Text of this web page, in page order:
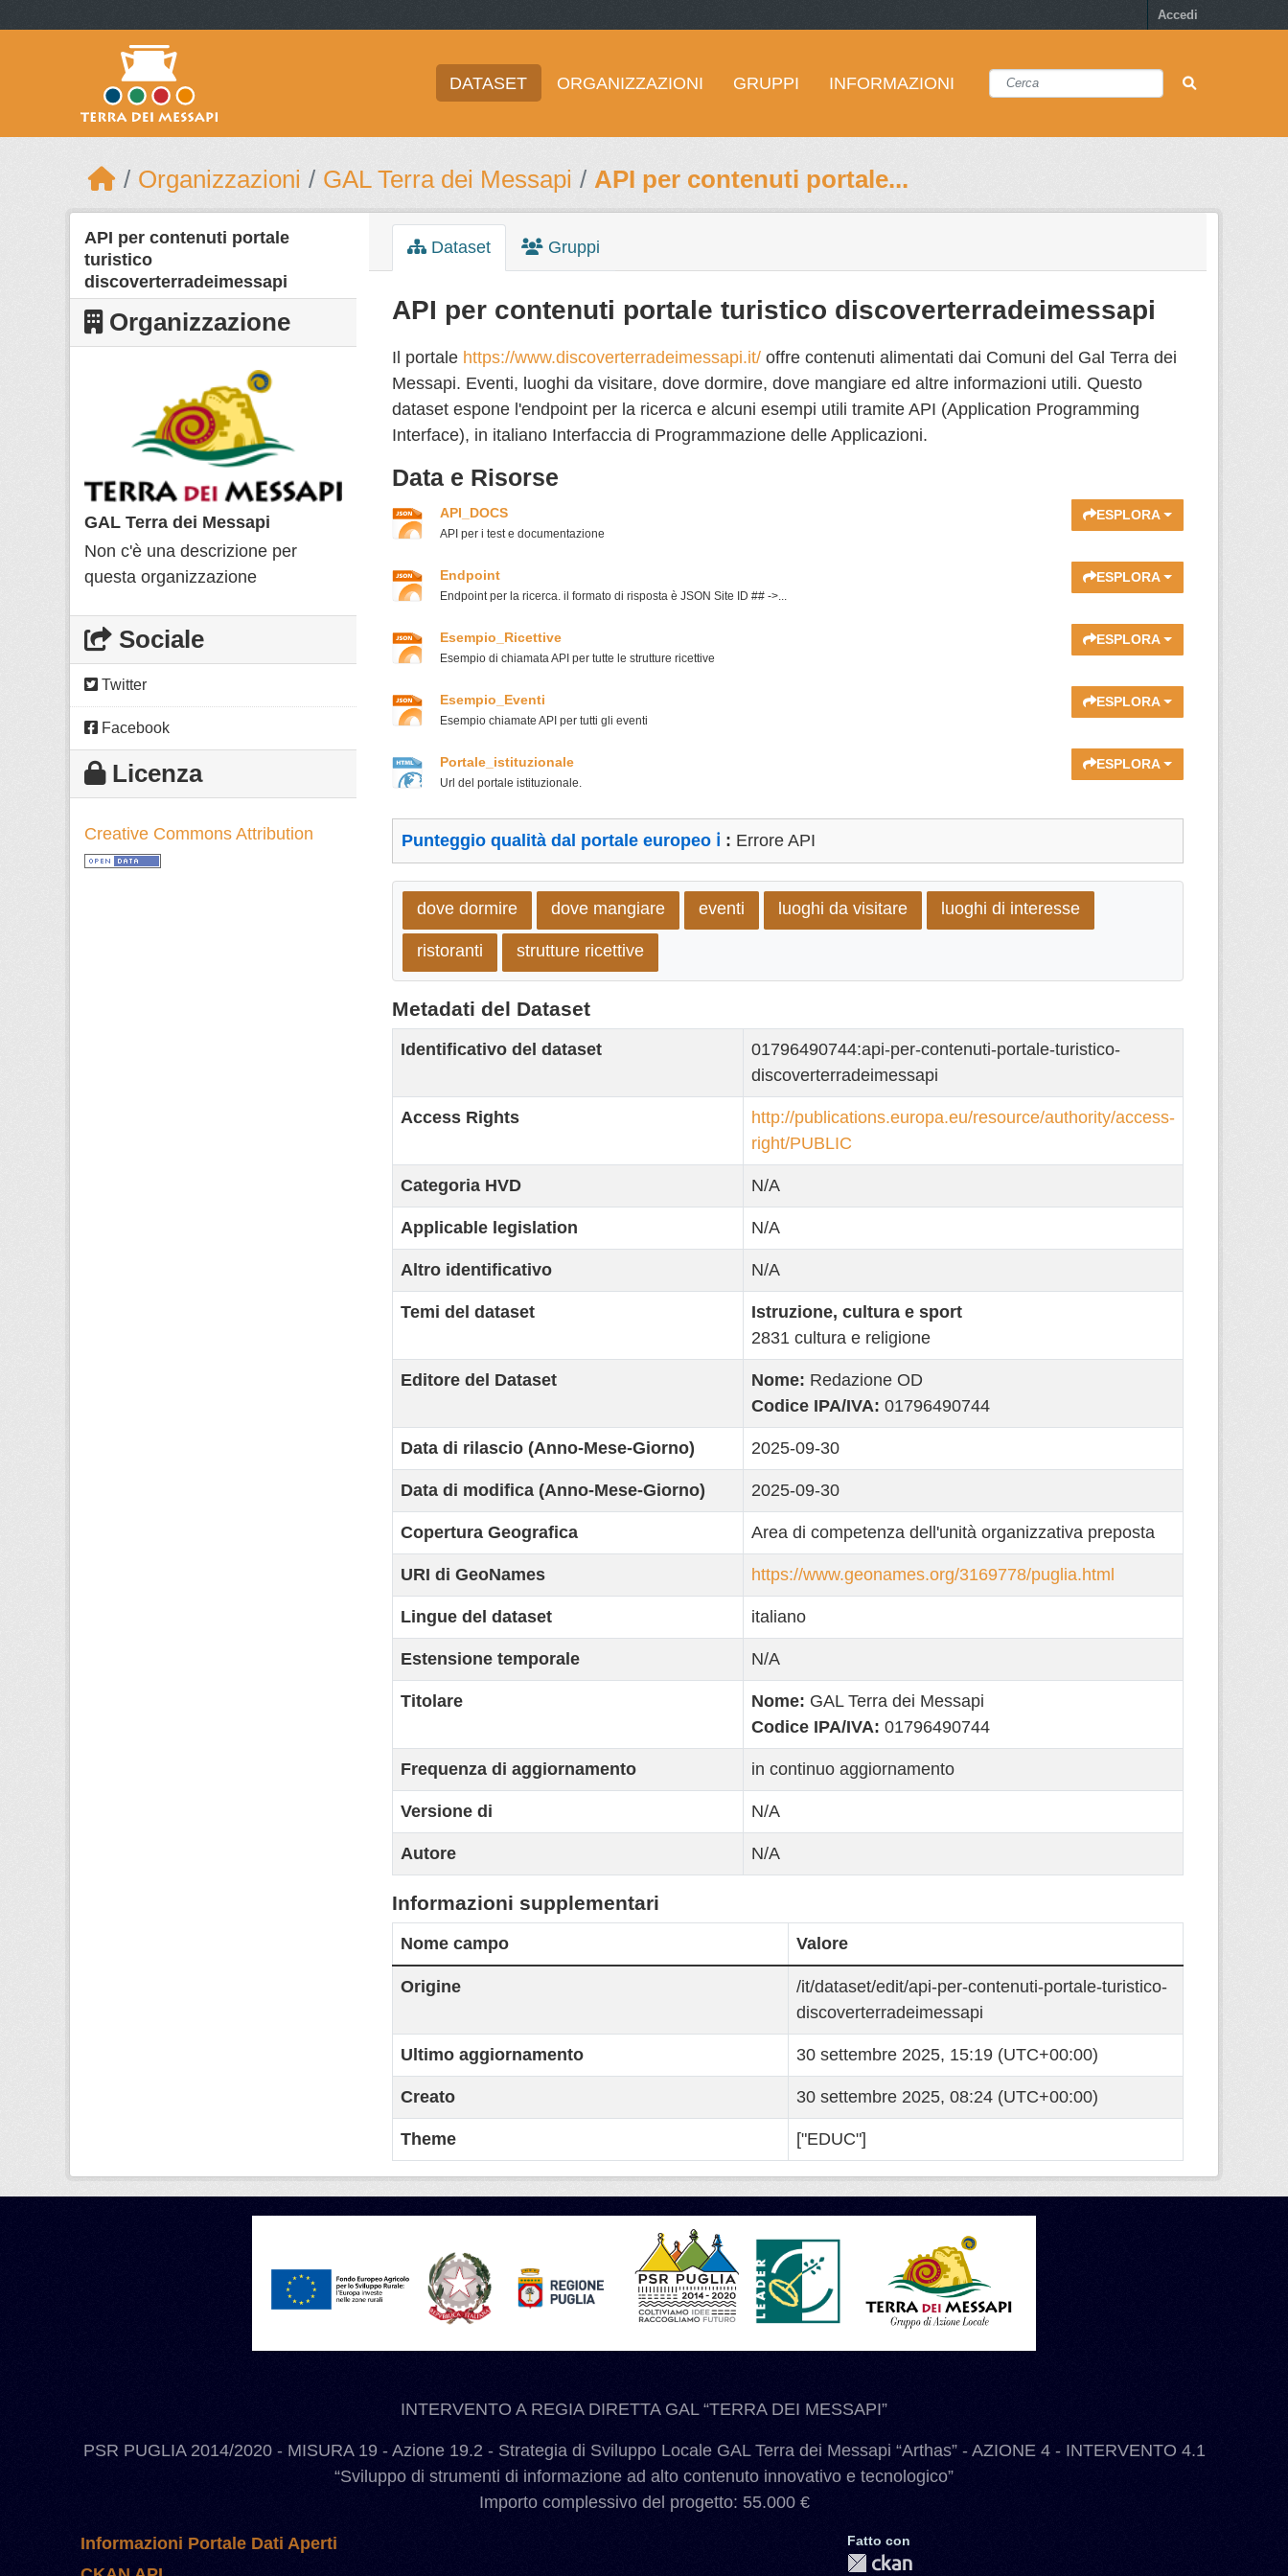
Accedi
DATASET ORGANIZZAZIONI GRUPPI INFORMAZIONI
Organizzazioni GAL Terra dei Messapi API per contenuti portale...
API per contenuti portale
turistico
discoverterradeimessapi
Organizzazione
GAL Terra dei Messapi
Non c'è una descrizione per
questa organizzazione
Sociale
Twitter
Facebook
Licenza
Creative Commons Attribution
Dataset Gruppi
API per contenuti portale turistico discoverterradeimessapi
Il portale https://www.discoverterradeimessapi.it/offre contenuti alimentati dai Comuni del Gal Terra dei
Messapi. Eventi, luoghi da visitare, dove dormire, dove mangiare ed altre informazioni utili. Questo
dataset espone l'endpoint per la ricerca e alcuni esempi utili tramite API (Application Programming
Interface), in italiano Interfaccia di Programmazione delle Applicazioni.
Data e Risorse
API_DOCS
API per i test e documentazione
ESPLORA
Endpoint
Endpoint per la ricerca. il formato di risposta è JSON Site ID ## ->...
ESPLORA
Esempio_Ricettive
Esempio di chiamata API per tutte le strutture ricettive
ESPLORA
Esempio_Eventi
Esempio chiamate API per tutti gli eventi
ESPLORA
Portale_istituzionale
Url del portale istituzionale.
ESPLORA
Punteggio qualità dal portale europeo ℹ️ : Errore API
dove dormire dove mangiare eventi luoghi da visitare luoghi di interesse
ristoranti strutture ricettive
Metadati del Dataset
Identificativo del dataset
01796490744:api-per-contenuti-portale-turistico-
discoverterradeimessapi
Access Rights
http://publications.europa.eu/resource/authority/access-
right/PUBLIC
Categoria HVD N/A
Applicable legislation N/A
Altro identificativo N/A
Temi del dataset
Istruzione, cultura e sport
2831 cultura e religione
Editore del Dataset Nome: Redazione OD
Codice IPA/IVA: 01796490744
Data di rilascio (Anno-Mese-Giorno) 2025-09-30
Data di modifica (Anno-Mese-Giorno) 2025-09-30
Copertura Geografica Area di competenza dell'unità organizzativa preposta
URI di GeoNames https://www.geonames.org/3169778/puglia.html
Lingue del dataset italiano
Estensione temporale N/A
Titolare Nome: GAL Terra dei Messapi
Codice IPA/IVA: 01796490744
Frequenza di aggiornamento in continuo aggiornamento
Versione di N/A
Autore N/A
Informazioni supplementari
Nome campo Valore
Origine
/it/dataset/edit/api-per-contenuti-portale-turistico-
discoverterradeimessapi
Ultimo aggiornamento 30 settembre 2025, 15:19 (UTC+00:00)
Creato 30 settembre 2025, 08:24 (UTC+00:00)
Theme ["EDUC"]
INTERVENTO A REGIA DIRETTA GAL “TERRA DEI MESSAPI”
PSR PUGLIA 2014/2020 - MISURA 19 - Azione 19.2 - Strategia di Sviluppo Locale GAL Terra dei Messapi “Arthas” - AZIONE 4 - INTERVENTO 4.1
“Sviluppo di strumenti di informazione ad alto contenuto innovativo e tecnologico”
Importo complessivo del progetto: 55.000 €
Informazioni Portale Dati Aperti
Fatto con